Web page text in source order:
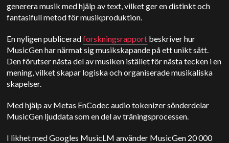
generera musik med hjälp av text, vilket ger en distinkt och
fantasifull metod för musikproduktion.
En nyligen publiceradforskningsrapport beskriver hur
MusicGen har närmat sig musikskapande på ett unikt sätt.
Den förutser nästa del av musiken istället för nästa tecken i en
mening, vilket skapar logiska och organiserade musikaliska
skapelser.
Med hjälp av Metas EnCodec audio tokenizer sönderdelar
MusicGen ljuddata som en del av träningsprocessen.
I likhet med Googles MusicLM använder MusicGen 20 000